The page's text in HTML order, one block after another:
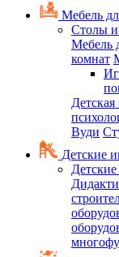
Мебель
Столы и
Мебель
комнат
Вуди
Детские